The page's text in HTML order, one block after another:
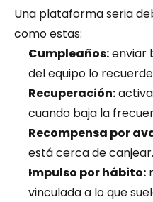
Una plataforma seria
como estas:
Cumpleaños: enviar
del equipo lo
Recuperación:
cuando baja la
Recompensa por
está cerca de canjear.
Impulso por hábito:
vinculada a lo que